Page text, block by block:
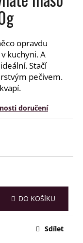
opravdu
kuchyni. A
Stačí
pečivem.
doručení
DO KOŠÍKU
Sdílet